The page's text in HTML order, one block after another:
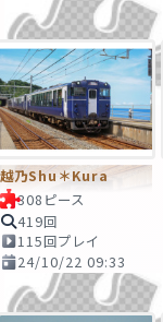
越乃Shu＊Kura
308ピース
419回
115回プレイ
24/10/22 09:33